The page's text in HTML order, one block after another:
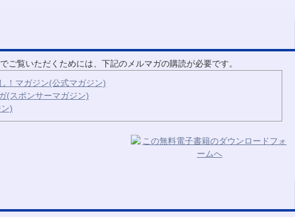
ご覧いただくためには、下記のメルマガの購読が必要です。
！マガジン(公式マガジン)
(スポンサーマガジン)
)